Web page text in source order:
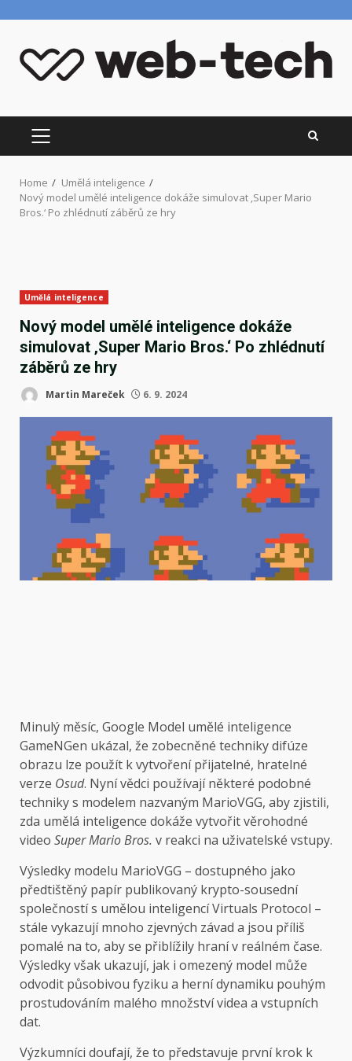
content
PRIMARY
MENU
Home
Umělá inteligence
Nový model umělé inteligence dokáže simulovat ‚Super Mario
Bros.‘ Po zhlédnutí záběrů ze hry
Umělá inteligence
Nový model umělé inteligence dokáže
simulovat ‚Super Mario Bros.‘ Po zhlédnutí
záběrů ze hry
Martin Mareček 6. 9. 2024
Minulý měsíc, Google Model umělé inteligence
GameNGen ukázal, že zobecněné techniky difúze
obrazu lze použít k vytvoření přijatelné, hratelné
verze Osud. Nyní vědci používají některé podobné
techniky s modelem nazvaným MarioVGG, aby zjistili,
zda umělá inteligence dokáže vytvořit věrohodné
video Super Mario Bros. v reakci na uživatelské vstupy.
Výsledky modelu MarioVGG – dostupného jako
předtištěný papír publikovaný krypto-sousední
společností s umělou inteligencí Virtuals Protocol –
stále vykazují mnoho zjevných závad a jsou příliš
pomalé na to, aby se přiblížily hraní v reálném čase.
Výsledky však ukazují, jak i omezený model může
odvodit působivou fyziku a herní dynamiku pouhým
prostudováním malého množství videa a vstupních
dat.
Výzkumníci doufají, že to představuje první krok k